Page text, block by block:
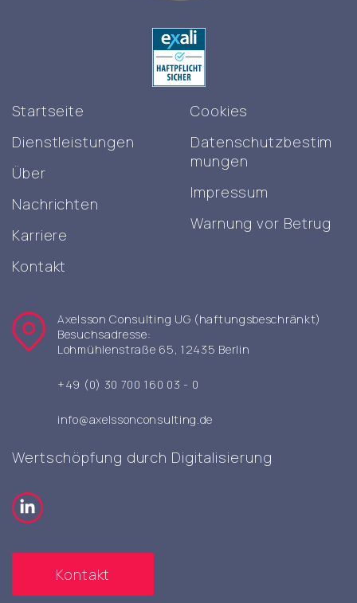
Axelsson Consulting UG (haftungsbeschränkt)
Besuchsadresse:
Lohmühlenstraße 65, 12435 Berlin
+49 (0) 30 700 160 03 - 0
info@axelssonconsulting.de
Startseite
Dienstleistungen
Über
Nachrichten
Karriere
Kontakt
Cookies
Datenschutzbestim
mungen
Impressum
Warnung vor Betrug
Wertschöpfung durch Digitalisierung
Kontakt